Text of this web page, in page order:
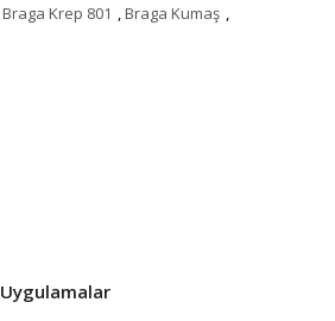
Braga Krep 801 ,Braga Kumaş ,
Uygulamalar